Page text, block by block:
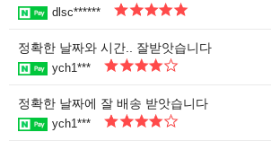
dlsc******
정확한 날짜와 시간.. 잘받앗습니다
ych1***
정확한 날짜에 잘 배송 받앗습니다
ych1***